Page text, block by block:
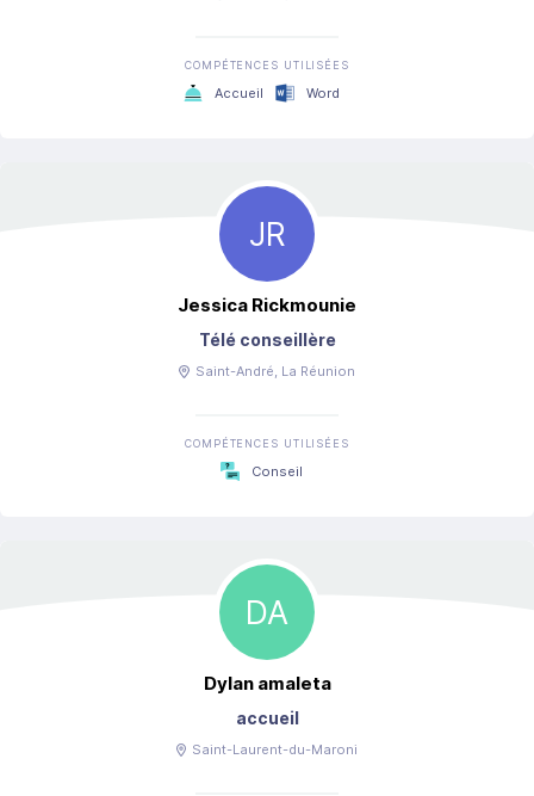
COMPÉTENCES UTILISÉES
Accueil Word
JR
Jessica Rickmounie
Télé conseillère
Saint-André, La Réunion
COMPÉTENCES UTILISÉES
Conseil
DA
Dylan amaleta
accueil
Saint-Laurent-du-Maroni